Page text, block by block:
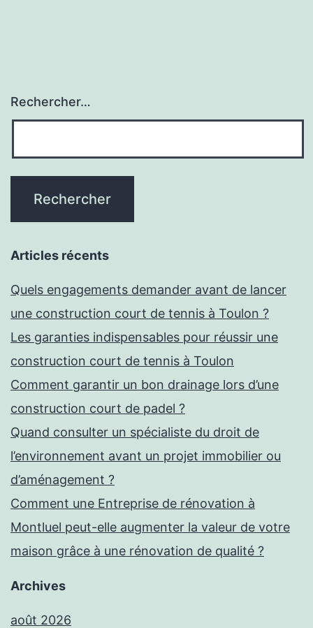
Rechercher…
Articles récents
Quels engagements demander avant de lancer
une construction court de tennis à Toulon ?
Les garanties indispensables pour réussir une
construction court de tennis à Toulon
Comment garantir un bon drainage lors d’une
construction court de padel ?
Quand consulter un spécialiste du droit de
l’environnement avant un projet immobilier ou
d’aménagement ?
Comment une Entreprise de rénovation à
Montluel peut-elle augmenter la valeur de votre
maison grâce à une rénovation de qualité ?
Archives
août 2026